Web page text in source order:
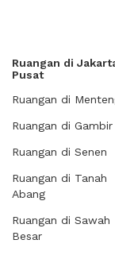
Ruangan di
Pusat
Ruangan di
Ruangan di Gambir
Ruangan di Senen
Ruangan di Tanah
Abang
Ruangan di Sawah
Besar